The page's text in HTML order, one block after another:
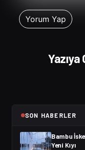
SON HABERLER
Bambu
Yeni Kıyı